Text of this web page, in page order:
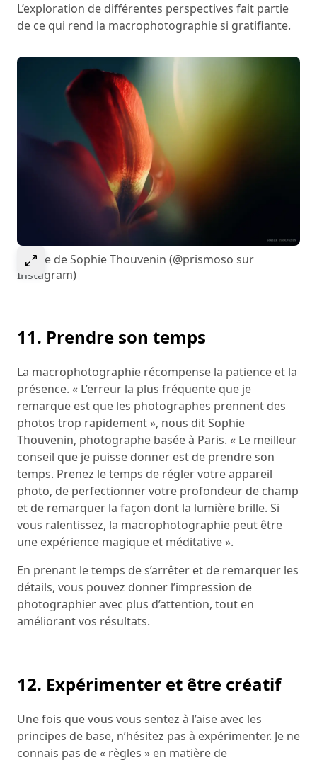
L’exploration de différentes perspectives fait partie
de ce qui rend la macrophotographie si gratifiante.
Select to expand image
Image de Sophie Thouvenin (@prismoso sur
Instagram)
11. Prendre son temps
La macrophotographie récompense la patience et la
présence. « L’erreur la plus fréquente que je
remarque est que les photographes prennent des
photos trop rapidement », nous dit Sophie
Thouvenin, photographe basée à Paris. « Le meilleur
conseil que je puisse donner est de prendre son
temps. Prenez le temps de régler votre appareil
photo, de perfectionner votre profondeur de champ
et de remarquer la façon dont la lumière brille. Si
vous ralentissez, la macrophotographie peut être
une expérience magique et méditative ».
En prenant le temps de s’arrêter et de remarquer les
détails, vous pouvez donner l’impression de
photographier avec plus d’attention, tout en
améliorant vos résultats.
12. Expérimenter et être créatif
Une fois que vous vous sentez à l’aise avec les
principes de base, n’hésitez pas à expérimenter. Je ne
connais pas de « règles » en matière de